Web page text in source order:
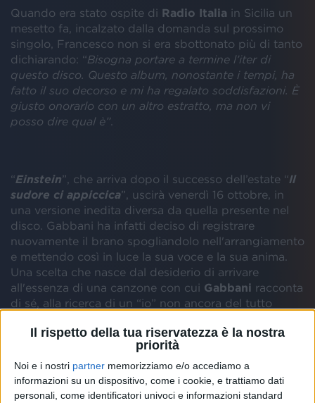
Il rispetto della tua riservatezza è la nostra
priorità
Noi e i nostri partner memorizziamo e/o accediamo a
informazioni su un dispositivo, come i cookie, e trattiamo dati
personali, come identificatori univoci e informazioni standard
Quando era stato ospite di Radio Italia in Sicilia un
mesetto fa, incalzato dalla domanda sul prossimo
singolo, Francesco non si era sbottonato più di tanto
dichiarando: “Bisogna portare a termine l’iter di
questo disco. Questo album, nonostante i tempi, ha
fatto il suo decorso e mi ha regalato soddisfazioni. È
giusto onorarlo con un altro estratto, ma non vi
posso dire qual è”.
“Einstein”, che arriva dopo il successo dell’estate “Il
sudore ci appiccica”, uscirà venerdì 16 ottobre, in
una versione inedita diversa da quella presente nel
disco. Gabbani ha infatti deciso di registrare
nuovamente il brano spogliandolo nell'arrangiamento
e mettendo così in luce la sua voce e la sua anima.
Una scelta che nasce dal desiderio di arrivare
all'essenza di una canzone con cui Gabbani racconta
di sé, alla ricerca di un “io” non ancora del tutto
cantautore eAlbert Einstein, padre della teoria della
relatività, che invita proprio a tener sempre presente
un presupposto fondamentale: tutto è relativo. Ne
deriva così l’importanza del mettersi costantemente
in discussione, nella percezione di sé e di come si